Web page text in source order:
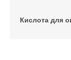
Кислота для